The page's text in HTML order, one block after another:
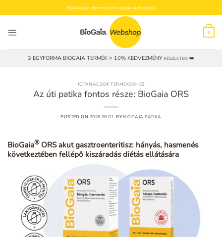
to
BioGaia készítmények hivatalos webshopja
0
3 EGYFORMA BIOGAIA TERMÉK = 10% KEDVEZMÉNYRÉSZLETEK! ➡️
JÓTANÁCSOK TERMÉKEKHEZ
Az úti patika fontos része: BioGaia ORS
POSTED ON 2026.06.01. BYBIOGAIA PATIKA
BioGaia®ORS akut gasztroenteritisz: hányás, hasmenés
következtében fellépő kiszáradás diétás ellátására